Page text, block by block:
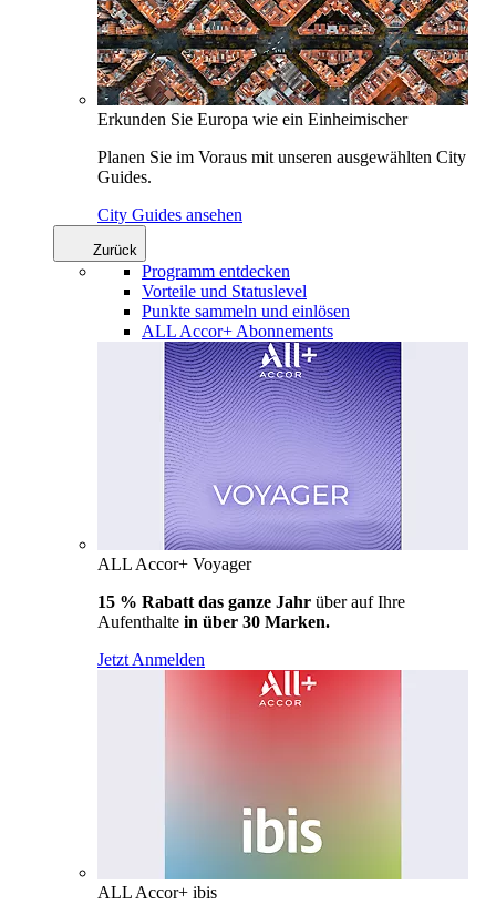
Erkunden Sie Europa wie ein Einheimischer
Planen Sie im Voraus mit unseren ausgewählten City
Guides.
City Guides ansehen
Zurück
Programm entdecken
Vorteile und Statuslevel
Punkte sammeln und einlösen
ALL Accor+ Abonnements
ALL Accor+ Voyager
15 % Rabatt das ganze Jahr über auf Ihre
Aufenthalte in über 30 Marken.
Jetzt Anmelden
ALL Accor+ ibis